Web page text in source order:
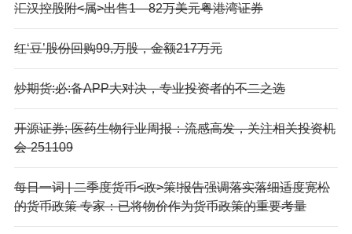
汇汉控股附<属>出售1—82万美元粤港湾证券
红‘豆’股份回购99,万股，金额217万元
炒期货:必:备APP大对决，专业投资者的不二之选
开源证券;-医药生物行业周报：流感高发，关注相关投资机
会-251109
每日一词 | 二季度货币<政>策!报告强调落实落细适度宽松
的货币政策 专家：已将物价作为货币政策的重要考量